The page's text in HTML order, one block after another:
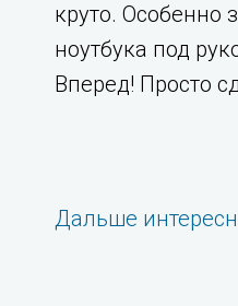
круто.
ноутбука под
Вперед! Просто
Дальше